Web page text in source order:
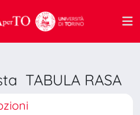
TABULA RASA